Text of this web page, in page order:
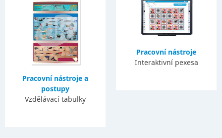
Pracovní nástroje a
postupy
Vzdělávací tabulky
Pracovní nástroje
Interaktivní pexesa